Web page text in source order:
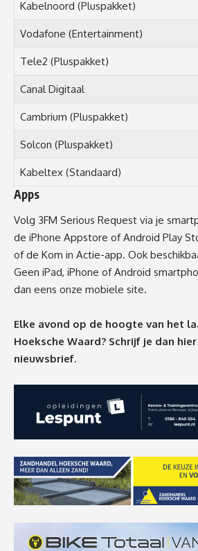
Kabelnoord (Pluspakket)
Vodafone (Entertainment)
Tele2 (Pluspakket)
Canal Digitaal
Cambrium (Pluspakket)
Solcon (Pluspakket)
Kabeltex (Standaard)
Apps
Volg 3FM Serious Request via je
de iPhone Appstore ofAndroid Play
of de Kom in Actie-app. Ook
Geen iPad, iPhone of Android
dan eens onze mobiele site.
Elke avond op de hoogte van het
Hoeksche Waard? Schrijf je dan hier
nieuwsbrief.